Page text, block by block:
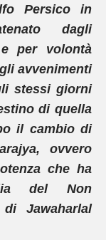
Persico in
dagli
per volontà
avvenimenti
stessi giorni
di quella
il cambio di
ovvero
che ha
del Non
Jawaharlal